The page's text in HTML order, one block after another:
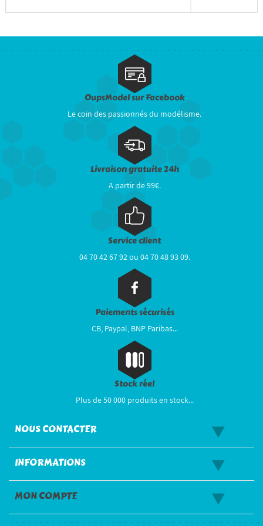
OupsModel sur Facebook
Le coin des passionnés du modélisme.
Livraison gratuite 24h
A partir de 99€.
Service client
04 70 42 67 92 ou 04 70 48 93 09.
Paiements sécurisés
CB, Paypal, BNP Paribas...
Stock réel
Plus de 50 000 produits en stock...
NOUS CONTACTER
INFORMATIONS
MON COMPTE